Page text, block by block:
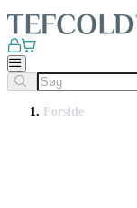
Forside